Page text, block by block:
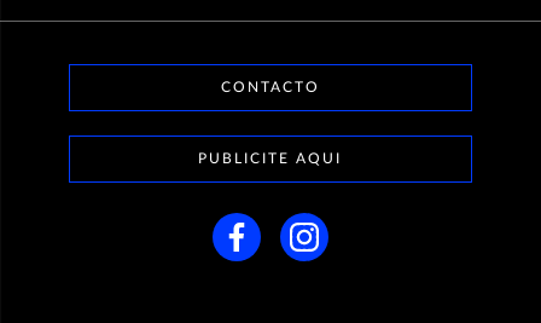
CONTACTO
PUBLICITE AQUI